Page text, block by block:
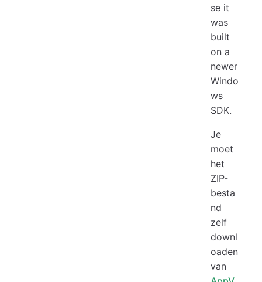
se it
was
built
on a
newer
Windo
ws
SDK.
Je
moet
het
ZIP-
besta
nd
zelf
downl
oaden
van